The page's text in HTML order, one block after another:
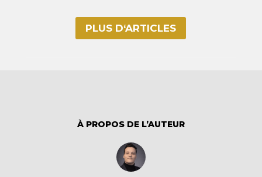
PLUS D‘ARTICLES
À PROPOS DE L’AUTEUR